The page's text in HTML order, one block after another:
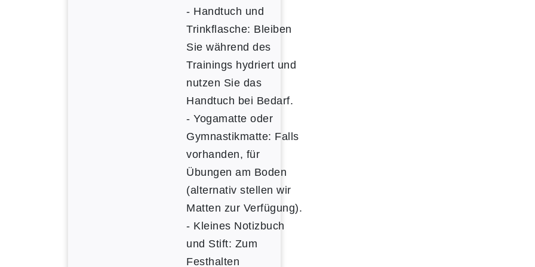
- Handtuch und
Trinkflasche: Bleiben
Sie während des
Trainings hydriert und
nutzen Sie das
Handtuch bei Bedarf.
- Yogamatte oder
Gymnastikmatte: Falls
vorhanden, für
Übungen am Boden
(alternativ stellen wir
Matten zur Verfügung).
- Kleines Notizbuch
und Stift: Zum
Festhalten